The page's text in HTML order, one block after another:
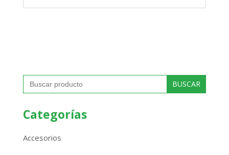
Buscar:
Categorías
Accesorios